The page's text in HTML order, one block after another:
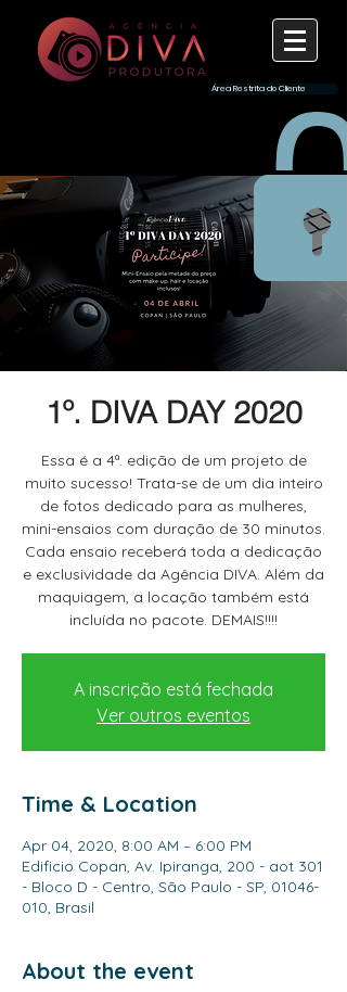
Área Restrita do Cliente
1º. DIVA DAY 2020
Essa é a 4ª. edição de um projeto de
muito sucesso! Trata-se de um dia inteiro
de fotos dedicado para as mulheres,
mini-ensaios com duração de 30 minutos.
Cada ensaio receberá toda a dedicação
e exclusividade da Agência DIVA. Além da
maquiagem, a locação também está
incluída no pacote. DEMAIS!!!!
A inscrição está fechada
Ver outros eventos
Time & Location
Apr 04, 2020, 8:00 AM – 6:00 PM
Edificio Copan, Av. Ipiranga, 200 - aot 301
- Bloco D - Centro, São Paulo - SP, 01046-
010, Brasil
About the event